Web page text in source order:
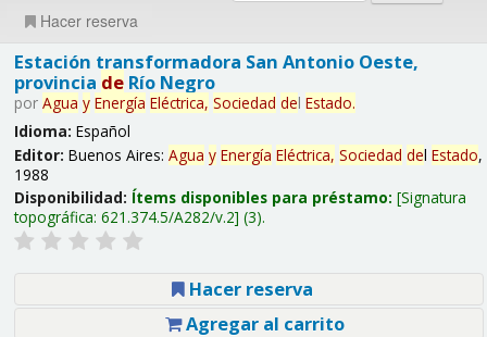
Hacer reserva
Estación transformadora San Antonio Oeste,
provincia deRío Negro
por Agua y Energía Eléctrica, Sociedad del Estado.
Idioma: Español
Editor: Buenos Aires: Agua y Energía Eléctrica, Sociedad del Estado,
1988
Disponibilidad: Ítems disponibles para préstamo: Signatura
topográfica: 621.374.5/A282/v.2 (3).
Hacer reserva
Agregar al carrito